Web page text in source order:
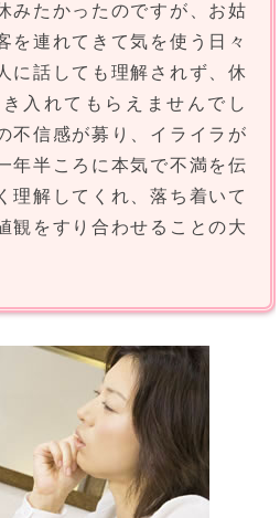
みたかったのですが、お姑
を連れてきて気を使う日々
に話しても理解されず、休
入れてもらえませんでし
不信感が募り、イライラが
年半ころに本気で不満を伝
理解してくれ、落ち着いて
観をすり合わせることの大